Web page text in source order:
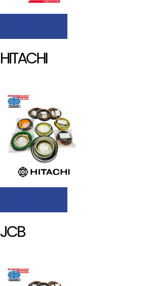
HITACHI
JCB